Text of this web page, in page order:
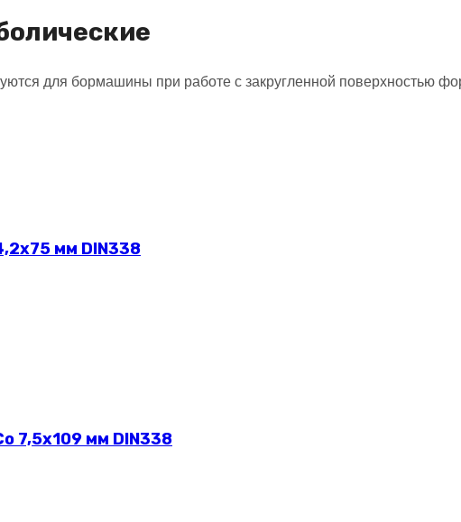
для бормашины при работе с закругленной поверхностью
мм DIN338
7,5х109 мм DIN338